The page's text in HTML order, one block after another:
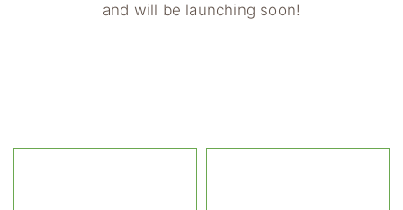
and will be launching soon!